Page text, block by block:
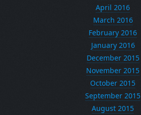
April 2016
March 2016
February 2016
January 2016
December 2015
November 2015
October 2015
September 2015
August 2015